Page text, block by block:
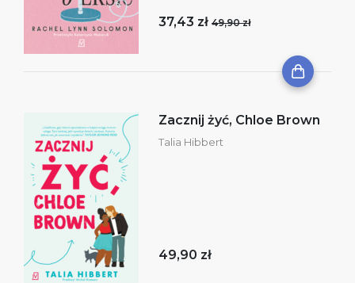
37,43 zł 49,90 zł
Zacznij żyć, Chloe Brown
Talia Hibbert
49,90 zł